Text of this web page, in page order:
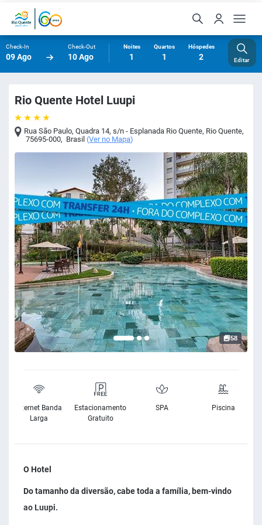
Check-In
09 Ago
Check-Out
10 Ago
Noites
1
Quartos
1
Hóspedes
2 Editar
Rio Quente Hotel Luupi
Rua São Paulo, Quadra 14, s/n - Esplanada Rio Quente, Rio Quente,
75695-000, Brasil (Ver no Mapa)
58
Internet Banda
Larga
Estacionamento
Gratuito
SPA Piscina
O Hotel
Do tamanho da diversão, cabe toda a família, bem-vindo
ao Luupi.